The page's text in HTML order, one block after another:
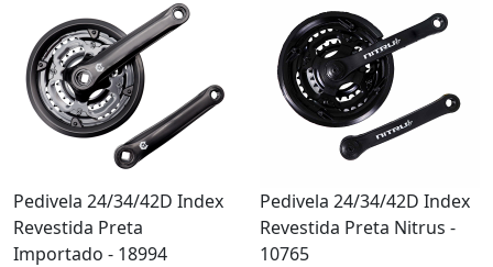
Pedivela 24/34/42D Index
Revestida Preta
Importado - 18994
Pedivela 24/34/42D Index
Revestida Preta Nitrus -
10765